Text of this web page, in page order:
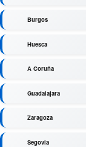
Burgos
Huesca
A Coruña
Guadalajara
Zaragoza
Segovia